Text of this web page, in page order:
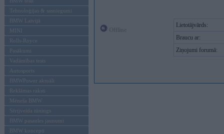
Tehnoloģijas & sasniegumi
BMW Latvijā
MINI
Rolls-Royce
Pasākumi
Vadāmības tests
Autosports
BMWPower aktuāli
Reklāmas raksti
Mēneša BMW
Sērijveida tūnings
BMW pasaules jaunumi
BMW koncepti
Lietotājvārds:
Braucu ar:
Ziņojumi forumā: